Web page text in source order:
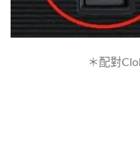
＊配對